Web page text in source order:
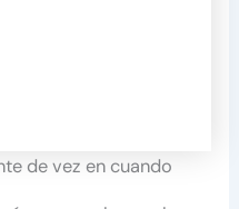
de vez en cuando